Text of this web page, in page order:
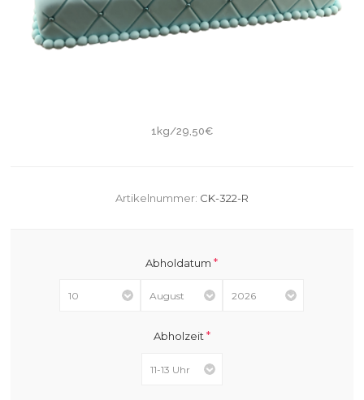
1kg/29,50€
Artikelnummer: CK-322-R
Abholdatum*
Abholzeit *